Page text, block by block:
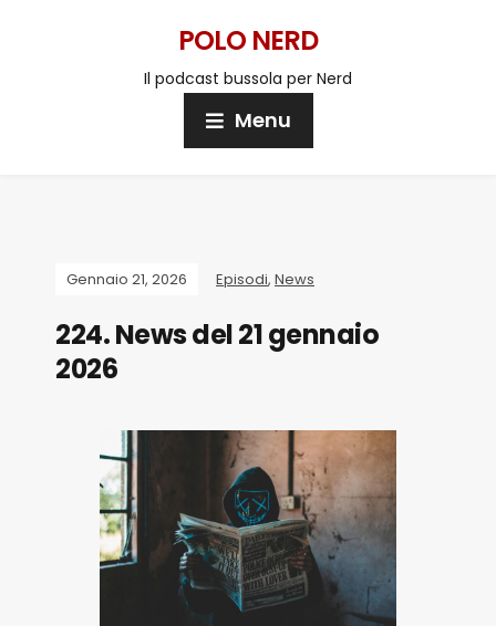
POLO NERD
Il podcast bussola per Nerd
Menu
Gennaio 21, 2026 Episodi, News
224. News del 21 gennaio
2026